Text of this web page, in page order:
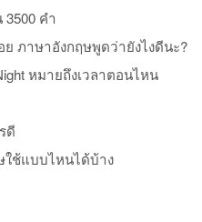
คำ
ภาษาอังกฤษพูดว่ายังไงดีนะ?
หมายถึงเวลาตอนไหน
ดี
ใช้แบบไหนได้บ้าง